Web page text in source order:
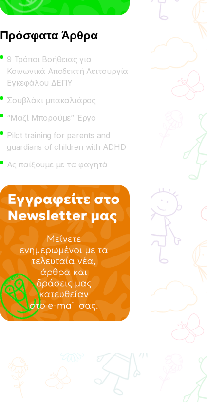
Πρόσφατα Άρθρα
9 Τρόποι Βοήθειας για
Κοινωνικά Αποδεκτή Λειτουργία
Εγκεφάλου ΔΕΠΥ
Σουβλάκι μπακαλιάρος
“Μαζί Μπορούμε” Έργο
Pilot training for parents and
guardians of children with ADHD
Ας παίξουμε με τα φαγητά